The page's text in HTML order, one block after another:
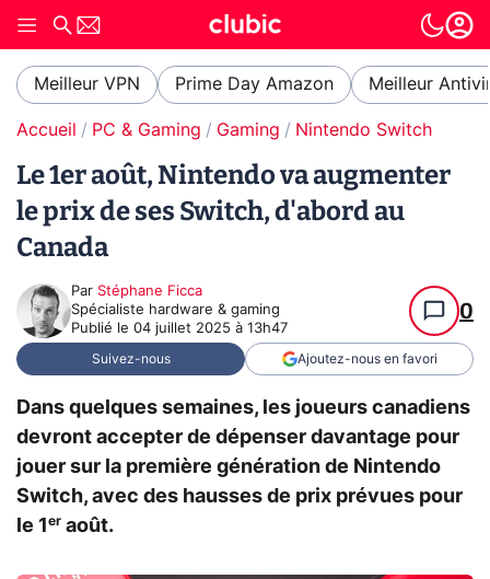
Meilleur VPN Prime Day Amazon Meilleur
Accueil PC & Gaming Gaming Nintendo Switch
Le 1er août, Nintendo va augmenter
le prix de ses Switch, d'abord au
Canada
Par Stéphane Ficca
Spécialiste hardware & gaming
Publié le 04 juillet 2025 à 13h47
0
Suivez-nous Ajoutez-nous en favori
Dans quelques semaines, les joueurs canadiens
devront accepter de dépenser davantage pour
jouer sur la première génération de Nintendo
Switch, avec des hausses de prix prévues pour
le 1 er août.